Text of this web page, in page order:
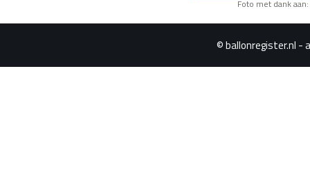
Foto met dank
© ballonregister.nl -